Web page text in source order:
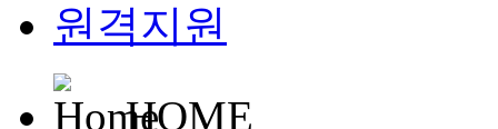
원격지원
HOME